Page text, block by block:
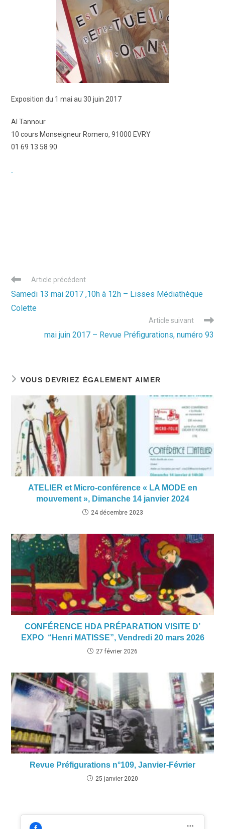
Exposition du 1 mai au 30 juin 2017
Al Tannour
10 cours Monseigneur Romero, 91000 EVRY
01 69 13 58 90
Read
articles
Article précédent
Samedi 13 mai 2017 ,10h à 12h – Lisses Médiathèque
Colette
Article suivant
mai juin 2017 – Revue Préfigurations, numéro 93
VOUS DEVRIEZ ÉGALEMENT AIMER
ATELIER et Micro-conférence « LA MODE en
mouvement », Dimanche 14 janvier 2024
24 décembre 2023
CONFÉRENCE HDA PRÉPARATION VISITE D’
EXPO “Henri MATISSE”, Vendredi 20 mars 2026
27 février 2026
Revue Préfigurations n°109, Janvier-Février
25 janvier 2020